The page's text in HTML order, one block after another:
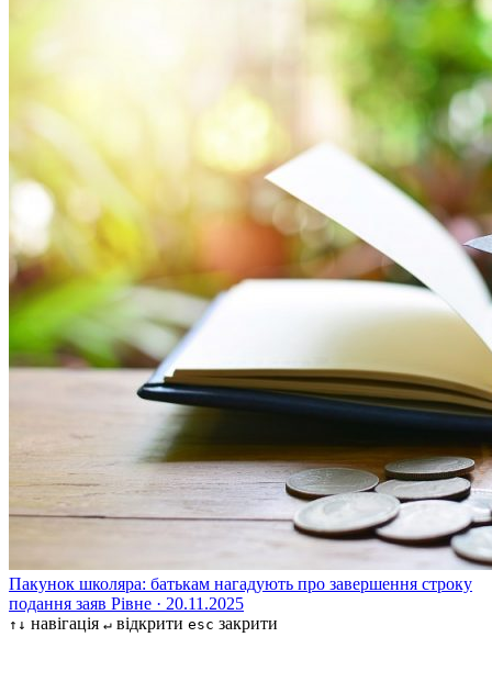
Пакунок школяра: батькам нагадують про завершення строку
подання заяв Рівне · 20.11.2025
↑↓ навігація ↵ відкрити esc закрити